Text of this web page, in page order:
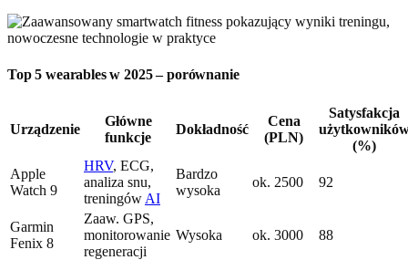
Top 5 wearables w 2025 – porównanie
Urządzenie
Główne
funkcje
Dokładność
Cena
(PLN)
Satysfakcja
(%)
Apple
Watch 9
HRV, ECG,
analiza snu,
treningów AI
Bardzo
wysoka
ok. 2500 92
Garmin
Fenix 8
Zaaw. GPS,
monitorowanie
regeneracji
Wysoka ok. 3000 88